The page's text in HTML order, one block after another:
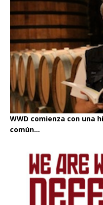
WWD comienza con una
común...